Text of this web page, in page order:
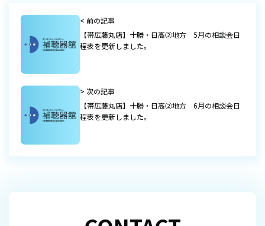
< 前の記事
【帯広藤丸店】十勝・日高②地方 5月の相談会日
程表を更新しました。
> 次の記事
【帯広藤丸店】十勝・日高②地方 6月の相談会日
程表を更新しました。